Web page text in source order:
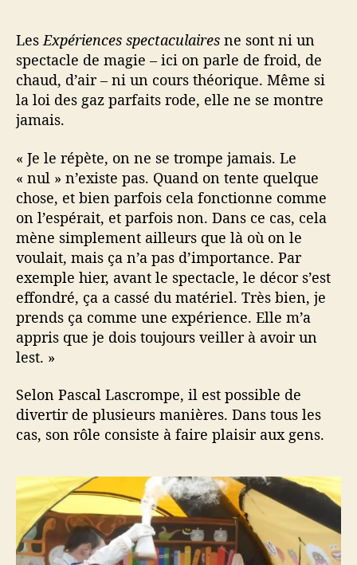
LesExpériences spectaculaires ne sont ni un
spectacle de magie – ici on parle de froid, de
chaud, d’air – ni un cours théorique. Même si
la loi des gaz parfaits rode, elle ne se montre
jamais.
« Je le répète, on ne se trompe jamais. Le
« nul » n’existe pas. Quand on tente quelque
chose, et bien parfois cela fonctionne comme
on l’espérait, et parfois non. Dans ce cas, cela
mène simplement ailleurs que là où on le
voulait, mais ça n’a pas d’importance. Par
exemple hier, avant le spectacle, le décor s’est
effondré, ça a cassé du matériel. Très bien, je
prends ça comme une expérience. Elle m’a
appris que je dois toujours veiller à avoir un
lest. »
Selon Pascal Lascrompe, il est possible de
divertir de plusieurs manières. Dans tous les
cas, son rôle consiste à faire plaisir aux gens.